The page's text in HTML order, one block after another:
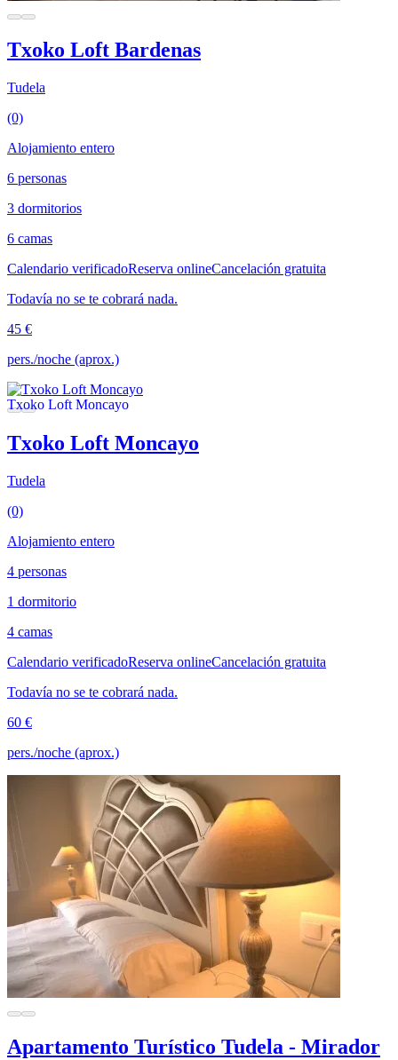
Txoko Loft Bardenas
Tudela
(0)
Alojamiento entero
6 personas
3 dormitorios
6 camas
Calendario verificadoReserva onlineCancelación gratuita
Todavía no se te cobrará nada.
45 €
pers./noche (aprox.)
Txoko Loft Moncayo
Tudela
(0)
Alojamiento entero
4 personas
1 dormitorio
4 camas
Calendario verificadoReserva onlineCancelación gratuita
Todavía no se te cobrará nada.
60 €
pers./noche (aprox.)
Apartamento Turístico Tudela - Mirador